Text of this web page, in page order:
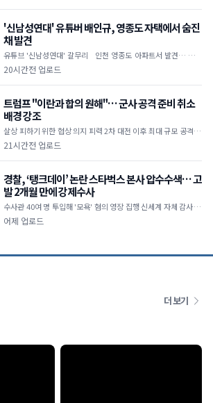
'신남성연대' 유튜버 배인규, 영종도 자택에서 숨진
채 발견
유튜브 '신남성연대' 갈무리 인천 영종도 아파트서 발견… 타살
혐의점 없어 반페미니즘·정치 현안 집회 주도했던 유튜버 우울증
20시간전 업로드
트럼프 "이란과 합의 원해"… 군사 공격 준비 취소
배경 강조
살상 피하기 위한 협상 의지 피력 2차 대전 이후 최대 규모 공격 준
비 주장 호르무즈 해협 안전 항로 이란·오만 합의 임박 ■ 트럼프,
21시간전 업로드
경찰, ‘탱크데이’ 논란 스타벅스 본사 압수수색… 고
발 2개월 만에 강제수사
수사관 40여 명 투입해 '모욕' 혐의 영장 집행 신세계 자체 감사 한
계 지적… 미제출 휴대전화 등 확보 주력 기획 고의성 및 관여 수준
어제 업로드
더 보기